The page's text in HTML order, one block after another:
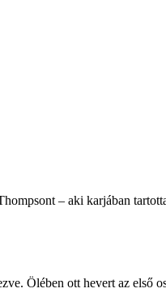
– aki karjában
Ölében ott hevert az